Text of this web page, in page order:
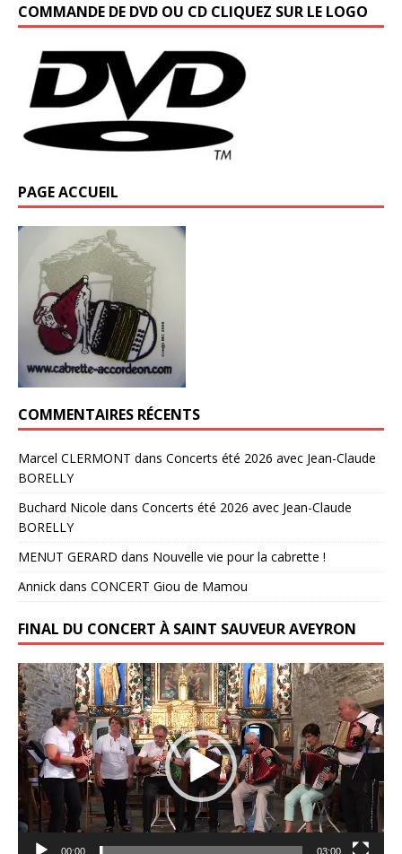
COMMANDE DE DVD OU CD CLIQUEZ SUR LE LOGO
PAGE ACCUEIL
COMMENTAIRES RÉCENTS
Marcel CLERMONT dans Concerts été 2026 avec Jean-Claude
BORELLY
Buchard Nicole dans Concerts été 2026 avec Jean-Claude
BORELLY
MENUT GERARD dans Nouvelle vie pour la cabrette !
Annick dans CONCERT Giou de Mamou
FINAL DU CONCERT À SAINT SAUVEUR AVEYRON
Lecteur
vidéo
00:00 03:00